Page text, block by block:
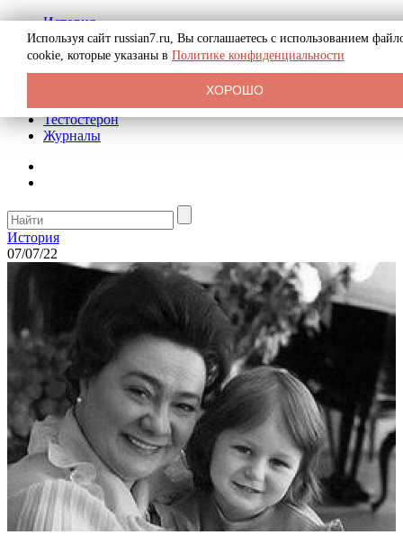
История
Биография
Криминал
Реклама на сайте
Тестостерон
Журналы
История
07/07/22
Используя сайт russian7.ru, Вы соглашаетесь с использованием
cookie, которые указаны в Политике конфиденциальности
ХОРОШО